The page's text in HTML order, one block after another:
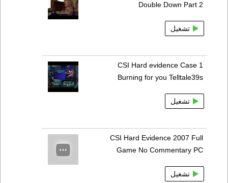
Double Down Part 2
تشغيل
CSI Hard evidence Case 1
Burning for you Telltale39s
تشغيل
CSI Hard Evidence 2007 Full
Game No Commentary PC
تشغيل